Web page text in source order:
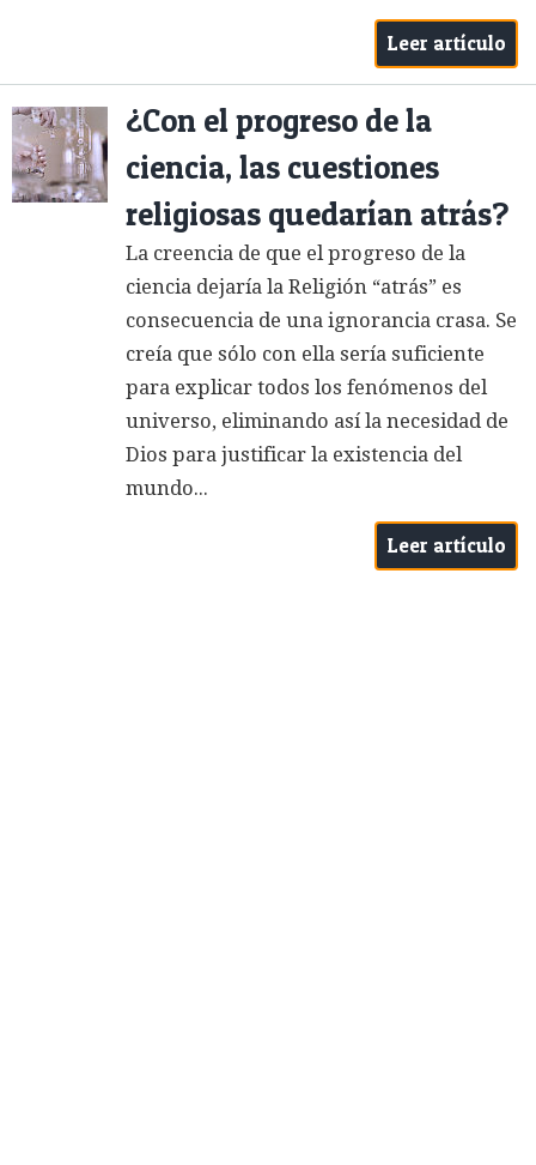
Leer artículo
¿Con el progreso de la
ciencia, las cuestiones
religiosas quedarían atrás?
La creencia de que el progreso de la
ciencia dejaría la Religión “atrás” es
consecuencia de una ignorancia crasa. Se
creía que sólo con ella sería suficiente
para explicar todos los fenómenos del
universo, eliminando así la necesidad de
Dios para justificar la existencia del
mundo...
Leer artículo